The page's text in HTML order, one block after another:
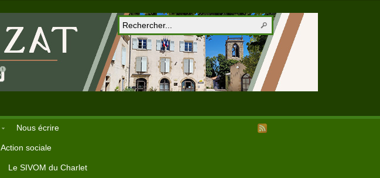
Nous écrire
Action sociale
Le SIVOM du Charlet